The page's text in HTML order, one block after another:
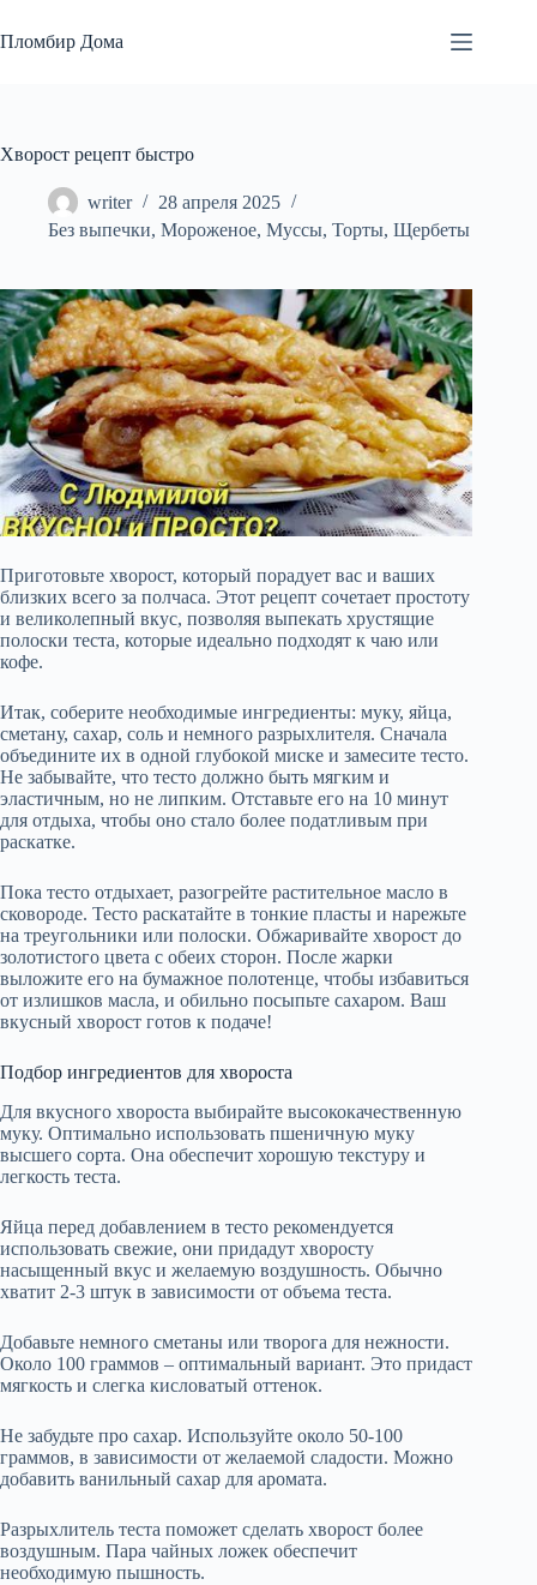
к
сути
Пломбир Дома
Хворост рецепт быстро
writer
28 апреля 2025
Без выпечки, Мороженое, Муссы, Торты, Щербеты
Приготовьте хворост, который порадует вас и ваших
близких всего за полчаса. Этот рецепт сочетает простоту
и великолепный вкус, позволяя выпекать хрустящие
полоски теста, которые идеально подходят к чаю или
кофе.
Итак, соберите необходимые ингредиенты: муку, яйца,
сметану, сахар, соль и немного разрыхлителя. Сначала
объедините их в одной глубокой миске и замесите тесто.
Не забывайте, что тесто должно быть мягким и
эластичным, но не липким. Отставьте его на 10 минут
для отдыха, чтобы оно стало более податливым при
раскатке.
Пока тесто отдыхает, разогрейте растительное масло в
сковороде. Тесто раскатайте в тонкие пласты и нарежьте
на треугольники или полоски. Обжаривайте хворост до
золотистого цвета с обеих сторон. После жарки
выложите его на бумажное полотенце, чтобы избавиться
от излишков масла, и обильно посыпьте сахаром. Ваш
вкусный хворост готов к подаче!
Подбор ингредиентов для хвороста
Для вкусного хвороста выбирайте высококачественную
муку. Оптимально использовать пшеничную муку
высшего сорта. Она обеспечит хорошую текстуру и
легкость теста.
Яйца перед добавлением в тесто рекомендуется
использовать свежие, они придадут хворосту
насыщенный вкус и желаемую воздушность. Обычно
хватит 2-3 штук в зависимости от объема теста.
Добавьте немного сметаны или творога для нежности.
Около 100 граммов – оптимальный вариант. Это придаст
мягкость и слегка кисловатый оттенок.
Не забудьте про сахар. Используйте около 50-100
граммов, в зависимости от желаемой сладости. Можно
добавить ванильный сахар для аромата.
Разрыхлитель теста поможет сделать хворост более
воздушным. Пара чайных ложек обеспечит
необходимую пышность.